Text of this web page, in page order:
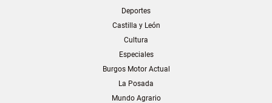
Deportes
Castilla y León
Cultura
Especiales
Burgos Motor Actual
La Posada
Mundo Agrario